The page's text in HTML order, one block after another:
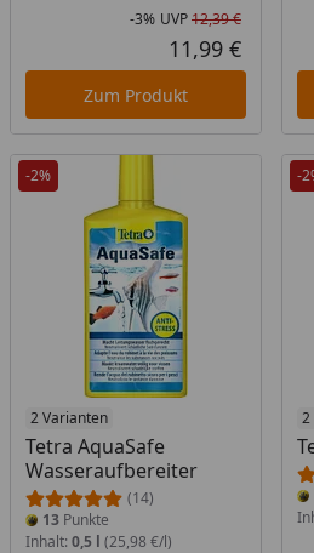
Rabatt
-3% UVP12,39 €
11,99 €
Zum Produkt
-2%
2 Varianten
Tetra AquaSafe
Wasseraufbereiter
(14)
13 Punkte
Inhalt: 0,5 l (25,98 €/l)
-
2